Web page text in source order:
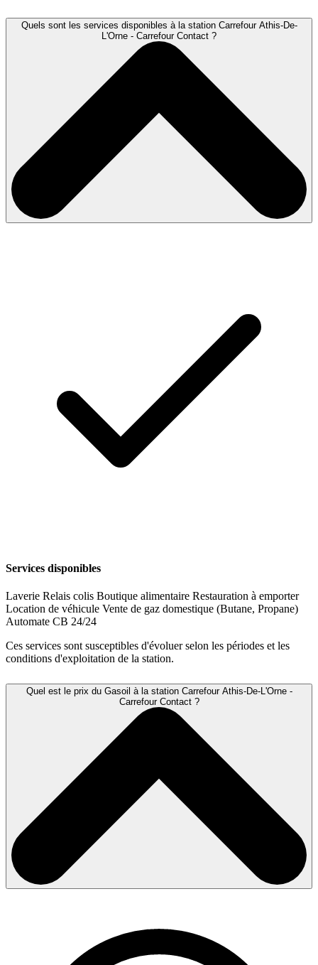
Quels sont les services disponibles à la station Carrefour Athis-De-
L'Orne - Carrefour Contact ?
Services disponibles
Laverie Relais colis Boutique alimentaire Restauration à emporter
Location de véhicule Vente de gaz domestique (Butane, Propane)
Automate CB 24/24
Ces services sont susceptibles d'évoluer selon les périodes et les
conditions d'exploitation de la station.
Quel est le prix du Gasoil à la station Carrefour Athis-De-L'Orne -
Carrefour Contact ?